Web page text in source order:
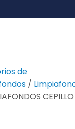
de
/